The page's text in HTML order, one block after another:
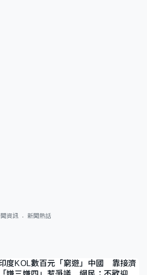
資訊 新聞熱話
度KOL數百元「窮遊」中國 靠接濟